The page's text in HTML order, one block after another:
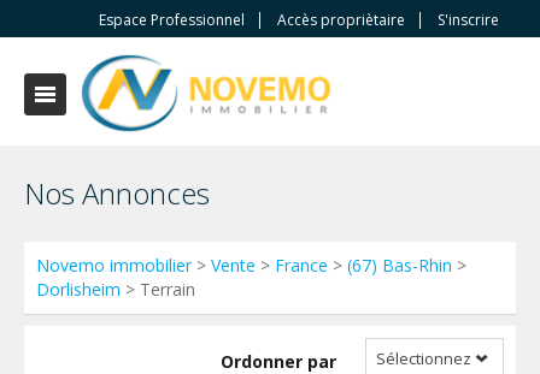
Espace Professionnel Accès propriètaire S'inscrire
Nos Annonces
Novemo immobilier> Vente > France > (67) Bas-Rhin >
Dorlisheim > Terrain
Ordonner par Sélectionnez